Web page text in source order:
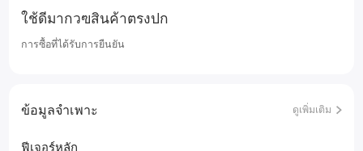
ใช้ดีมากวฃสินค้าตรงปก
การซื้อที่ได้รับการยืนยัน
ข้อมูลจำเพาะ ดูเพิ่มเติม
ฟีเจอร์หลัก